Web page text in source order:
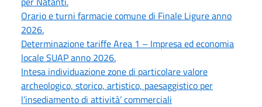
Orario e turni farmacie comune di Finale Ligure anno
2026.
Determinazione tariffe Area 1 – Impresa ed economia
locale SUAP anno 2026.
Intesa individuazione zone di particolare valore
archeologico, storico, artistico, paesaggistico per
l’insediamento di attività’ commerciali